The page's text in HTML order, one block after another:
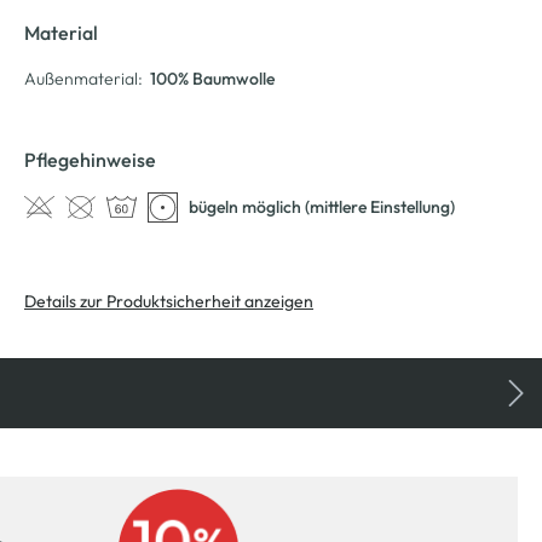
Material
Außenmaterial: 100% Baumwolle
Pflegehinweise
bügeln möglich (mittlere Einstellung)
Details zur Produktsicherheit anzeigen